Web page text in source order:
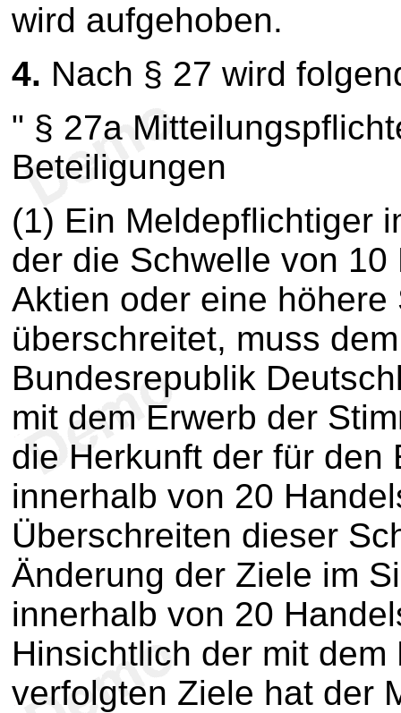
wird aufgehoben.
4. Nach § 27 wird
" § 27a
Beteiligungen
(1) Ein Meldepflichtiger
der die Schwelle von
Aktien oder eine
überschreitet, muss
Bundesrepublik
mit dem Erwerb der
die Herkunft der für den
innerhalb von 20
Überschreiten dieser
Änderung der Ziele im
innerhalb von 20
Hinsichtlich der mit
verfolgten Ziele hat der